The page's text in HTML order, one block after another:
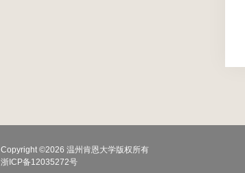
Copyright ©2026 温州肯恩大学版权所有
浙ICP备12035272号